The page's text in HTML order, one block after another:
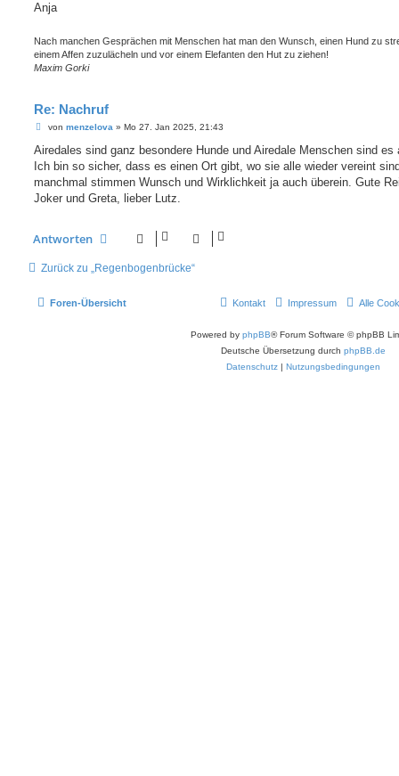
Anja
Nach manchen Gesprächen mit Menschen hat man den Wunsch, einen Hund zu
einem Affen zuzulächeln und vor einem Elefanten den Hut zu ziehen!
Maxim Gorki
Re: Nachruf
B
i
r
a
von menzelova » Mo 27. Jan 2025, 21:43
Airedales sind ganz besondere Hunde und Airedale Menschen sind es
Ich bin so sicher, dass es einen Ort gibt, wo sie alle wieder vereint
manchmal stimmen Wunsch und Wirklichkeit ja auch überein. Gute
Joker und Greta, lieber Lutz.
Antworten
Zurück zu „Regenbogenbrücke“
Foren-Übersicht Alle
Impressum
Kontakt
Powered by phpBB® Forum Software © phpBB
Deutsche Übersetzung durch phpBB.de
Datenschutz | Nutzungsbedingungen